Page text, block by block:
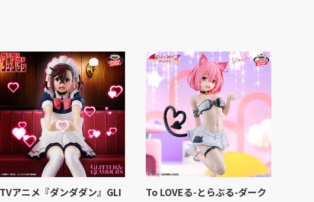
TVアニメ『ダンダダン』GLI
To LOVEる-とらぶる-ダーク